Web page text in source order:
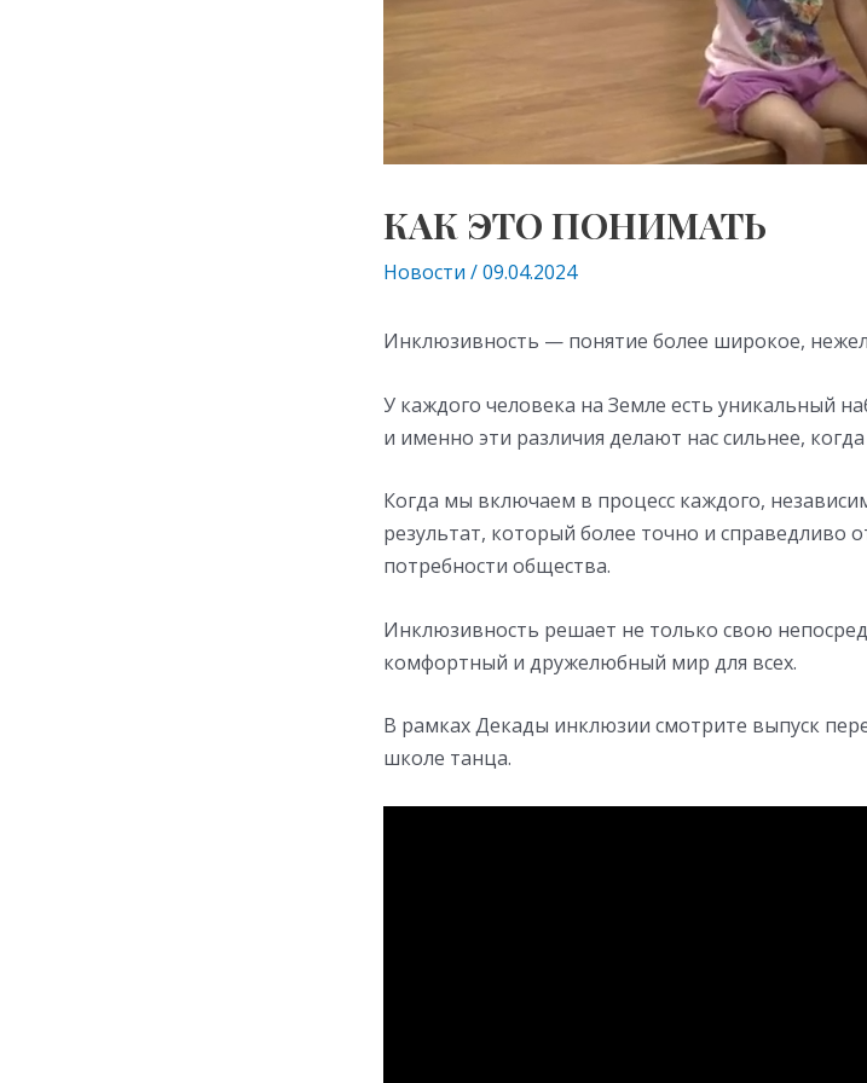
КАК ЭТО ПОНИМАТЬ
Новости /09.04.2024
Инклюзивность — понятие более широкое,
У каждого человека на Земле есть уникальный
и именно эти различия делают нас сильнее,
Когда мы включаем в процесс каждого,
результат, который более точно и справедливо
потребности общества.
Инклюзивность решает не только свою
комфортный и дружелюбный мир для всех.
В рамках Декады инклюзии смотрите выпуск
школе танца.